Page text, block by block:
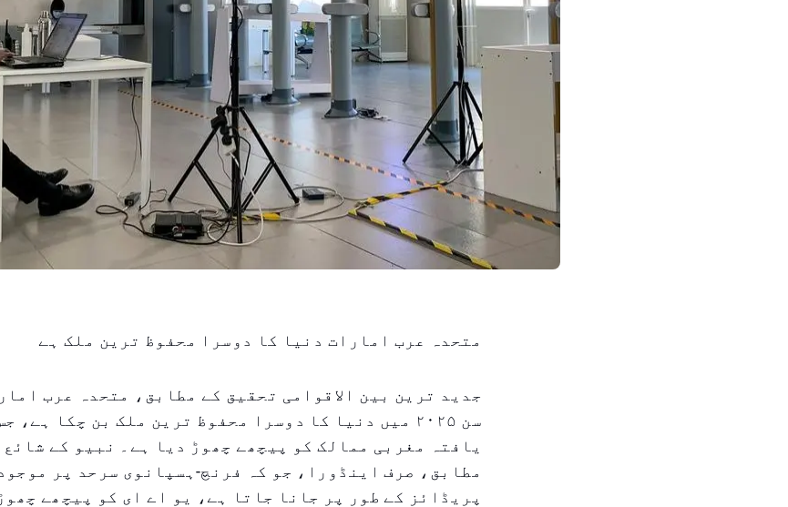
متحدہ عرب امارات دنیا کا دوسرا محفوظ ترین ملک ہے
جدید ترین بین الاقوامی تحقیق کے مطابق، متحدہ عرب
سن ۲۰۲۵ میں دنیا کا دوسرا محفوظ ترین ملک بن چکا
یافتہ مغربی ممالک کو پیچھے چھوڑ دیا ہے۔ نبیو کے
مطابق، صرف اینڈورا، جو کہ فرنچ-ہسپانوی سرحد پر
پریڈائز کے طور پر جانا جاتا ہے، یو اے ای کو پیچھے